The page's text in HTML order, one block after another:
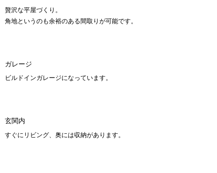
Facebook
贅沢な平屋づくり。
角地というのも余裕のある間取りが可能です。
ガレージ
ビルドインガレージになっています。
玄関内
すぐにリビング、奥には収納があります。